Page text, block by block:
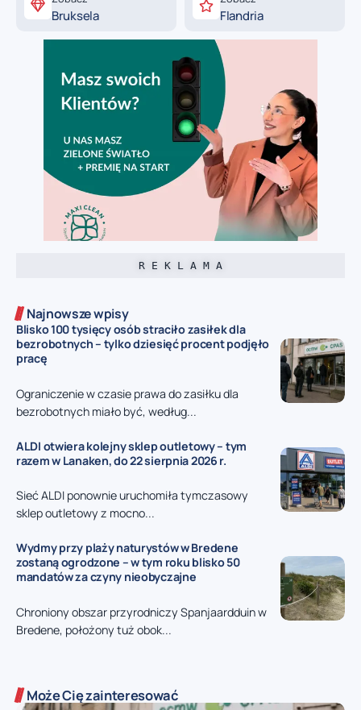
Bruksela Flandria
R E K L A M A
Najnowsze wpisy
Blisko 100 tysięcy osób straciło zasiłek dla
bezrobotnych – tylko dziesięć procent podjęło
pracę
Ograniczenie w czasie prawa do zasiłku dla
bezrobotnych miało być, według...
ALDI otwiera kolejny sklep outletowy – tym
razem w Lanaken, do 22 sierpnia 2026 r.
Sieć ALDI ponownie uruchomiła tymczasowy
sklep outletowy z mocno...
Wydmy przy plaży naturystów w Bredene
zostaną ogrodzone – w tym roku blisko 50
mandatów za czyny nieobyczajne
Chroniony obszar przyrodniczy Spanjaardduin w
Bredene, położony tuż obok...
Może Cię zainteresować